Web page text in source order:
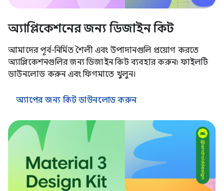
অ্যাপ্লিকেশনের জন্য ডিজাইন কিট
আমাদের পূর্ব-নির্মিত শৈলী এবং উপাদানগুলি প্রয়োগ করতে
অ্যাপ্লিকেশনগুলির জন্য ডিজাইন কিট ব্যবহার করুন৷ ফাইলটি
ডাউনলোড করুন এবং ফিগমাতে খুলুন।
অ্যাপের জন্য কিট ডাউনলোড করুন